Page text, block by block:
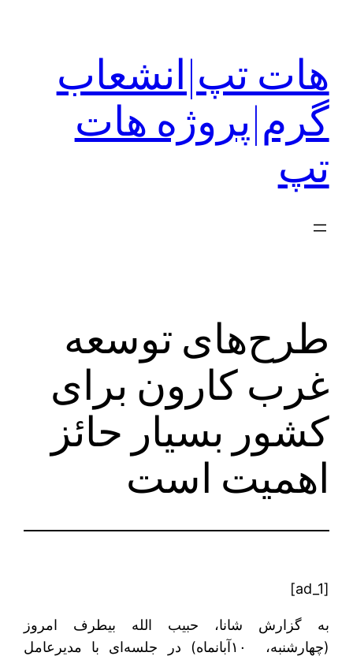
هات تپ|انشعاب
گرم|پروژه هات
تپ
طرح‌های توسعه
غرب کارون برای
کشور بسیار حائز
اهمیت است
[ad_1]
به گزارش شانا، حبیب الله بیطرف امروز
(چهارشنبه، ۱۰آبان‎ماه) در جلسه‌ای با مدیرعامل